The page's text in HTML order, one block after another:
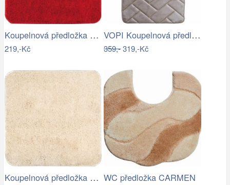
Koupelnová předložka Optima 55x55 cm…
219,-Kč
VOPI Koupelnová předložka s paměťovou…
359,-319,-Kč
Koupelnová předložka Optima 55x55 cm… WC předložka CARMEN